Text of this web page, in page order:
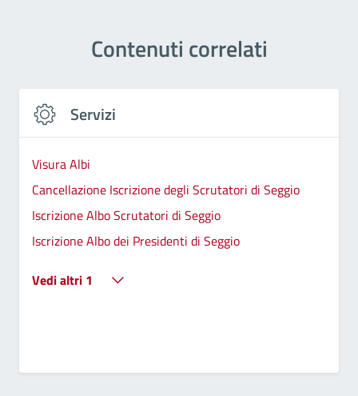
Contenuti correlati
Servizi
Visura Albi
Cancellazione Iscrizione degli Scrutatori di Seggio
Iscrizione Albo Scrutatori di Seggio
Iscrizione Albo dei Presidenti di Seggio
Vedi altri 1